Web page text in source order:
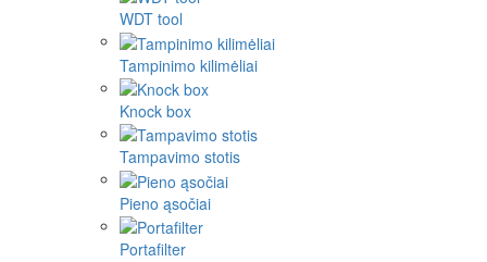
WDT tool
Tampinimo kilimėliai
Knock box
Tampavimo stotis
Pieno ąsočiai
Portafilter